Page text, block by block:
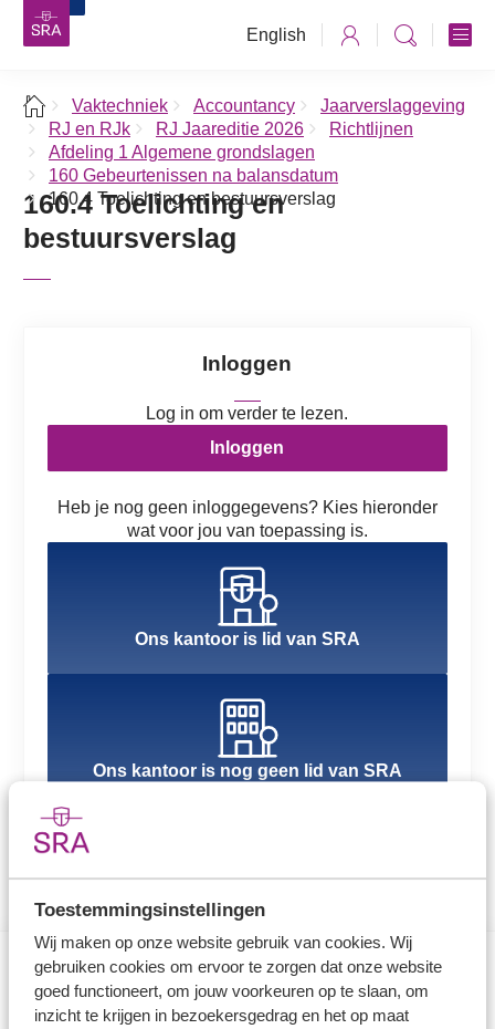
Toestemmingsinstellingen
Wij maken op onze website gebruik van cookies. Wij
gebruiken cookies om ervoor te zorgen dat onze website
goed functioneert, om jouw voorkeuren op te slaan, om
inzicht te krijgen in bezoekersgedrag en het op maat
English
Vaktechniek Accountancy
Jaarverslaggeving
RJ en RJk
RJ Jaareditie 2026
Richtlijnen
Afdeling 1 Algemene grondslagen
160 Gebeurtenissen na balansdatum
160.4 Toelichting en bestuursverslag
160.4 Toelichting en
bestuursverslag
Inloggen
Log in om verder te lezen.
Inloggen
Heb je nog geen inloggegevens? Kies hieronder
wat voor jou van toepassing is.
Ons kantoor is lid van SRA
Ons kantoor is nog geen lid van SRA
Direct naar